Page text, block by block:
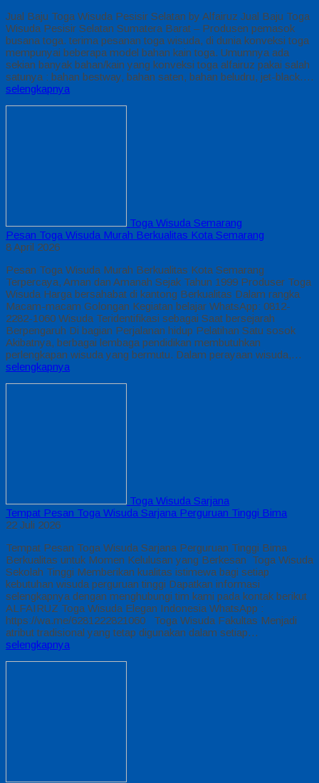
Jual Baju Toga Wisuda Pesisir Selatan by Alfairuz Jual Baju Toga
Wisuda Pesisir Selatan Sumatera Barat – Produsen pemasok
busana toga. terima pesanan toga wisuda, di dunia konveksi toga
mempunyai beberapa model bahan kain toga. Umumnya ada
sekian banyak bahan/kain yang konveksi toga alfairuz pakai salah
satunya : bahan bestway, bahan saten, bahan beludru, jet-black….
selengkapnya
Toga Wisuda Semarang
Pesan Toga Wisuda Murah Berkualitas Kota Semarang
8 April 2026
Pesan Toga Wisuda Murah Berkualitas Kota Semarang
Terpercaya, Aman dan Amanah Sejak Tahun 1999 Produser Toga
Wisuda Harga bersahabat di kantong Berkualitas Dalam rangka
Macam-macam Golongan Kegiatan belajar WhatsApp: 0812-
2282-1060 Wisuda Teridentifikasi sebagai Saat bersejarah
Berpengaruh Di bagian Perjalanan hidup Pelatihan Satu sosok
Akibatnya, berbagai lembaga pendidikan membutuhkan
perlengkapan wisuda yang bermutu. Dalam perayaan wisuda,…
selengkapnya
Toga Wisuda Sarjana
Tempat Pesan Toga Wisuda Sarjana Perguruan Tinggi Bima
22 Juli 2026
Tempat Pesan Toga Wisuda Sarjana Perguruan Tinggi Bima
Berkualitas untuk Momen Kelulusan yang Berkesan Toga Wisuda
Sekolah Tinggi Memberikan kualitas istimewa bagi setiap
kebutuhan wisuda perguruan tinggi Dapatkan informasi
selengkapnya dengan menghubungi tim kami pada kontak berikut
ALFAIRUZ Toga Wisuda Elegan Indonesia WhatsApp :
https://wa.me/6281222821060 Toga Wisuda Fakultas Menjadi
atribut tradisional yang tetap digunakan dalam setiap…
selengkapnya